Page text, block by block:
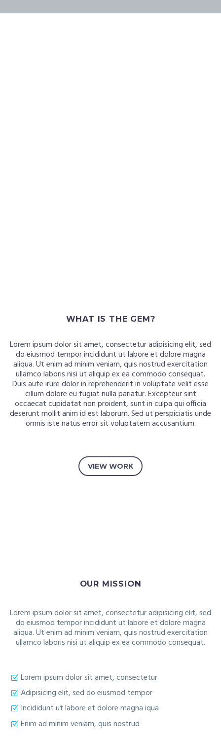
WHAT IS THE GEM?
Lorem ipsum dolor sit amet, consectetur adipisicing elit, sed
do eiusmod tempor incididunt ut labore et dolore magna
aliqua. Ut enim ad minim veniam, quis nostrud exercitation
ullamco laboris nisi ut aliquip ex ea commodo consequat.
Duis aute irure dolor in reprehenderit in voluptate velit esse
cillum dolore eu fugiat nulla pariatur. Excepteur sint
occaecat cupidatat non proident, sunt in culpa qui officia
deserunt mollit anim id est laborum. Sed ut perspiciatis unde
omnis iste natus error sit voluptatem accusantium.
VIEW WORK
OUR MISSION
Lorem ipsum dolor sit amet, consectetur adipisicing elit, sed
do eiusmod tempor incididunt ut labore et dolore magna
aliqua. Ut enim ad minim veniam, quis nostrud exercitation
ullamco laboris nisi ut aliquip ex ea commodo consequat.
Lorem ipsum dolor sit amet, consectetur
Adipisicing elit, sed do eiusmod tempor
Incididunt ut labore et dolore magna iqua
Enim ad minim veniam, quis nostrud